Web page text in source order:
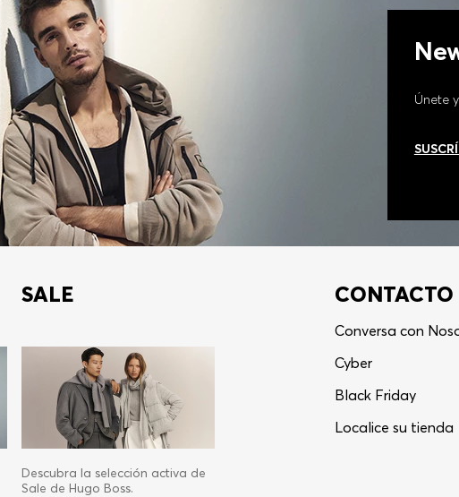
Únete
SALE
Descubra la selección activa de
Sale de Hugo Boss.
CONTACTO
Conversa con
Cyber
Black Friday
Localice su tienda